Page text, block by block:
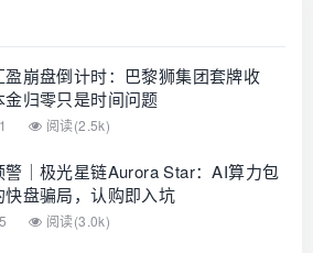
盈崩盘倒计时：巴黎狮集团套牌收
金归零只是时间问题
阅读(2.5k)
警｜极光星链Aurora Star：AI算力包
快盘骗局，认购即入坑
阅读(3.0k)